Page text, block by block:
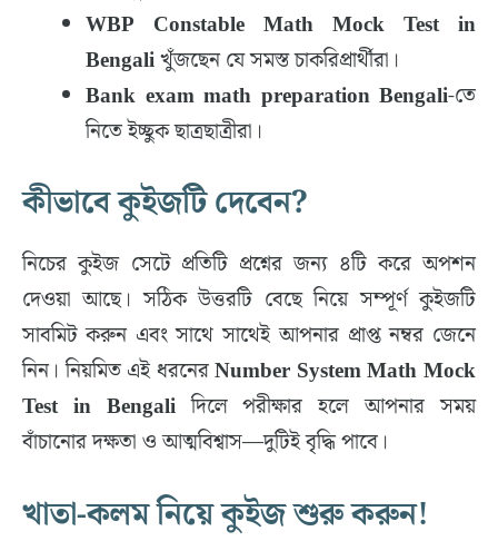
WBP Constable Math Mock Test in
Bengaliখুঁজছেন যে সমস্ত চাকরিপ্রার্থীরা।
Bank exam math preparation Bengali-তে
নিতে ইচ্ছুক ছাত্রছাত্রীরা।
কীভাবে কুইজটি দেবেন?
নিচের কুইজ সেটে প্রতিটি প্রশ্নের জন্য ৪টি করে অপশন
দেওয়া আছে। সঠিক উত্তরটি বেছে নিয়ে সম্পূর্ণ কুইজটি
সাবমিট করুন এবং সাথে সাথেই আপনার প্রাপ্ত নম্বর জেনে
নিন। নিয়মিত এই ধরনেরNumber System Math Mock
Test in Bengaliদিলে পরীক্ষার হলে আপনার সময়
বাঁচানোর দক্ষতা ও আত্মবিশ্বাস—দুটিই বৃদ্ধি পাবে।
​খাতা-কলম নিয়ে কুইজ শুরু করুন!